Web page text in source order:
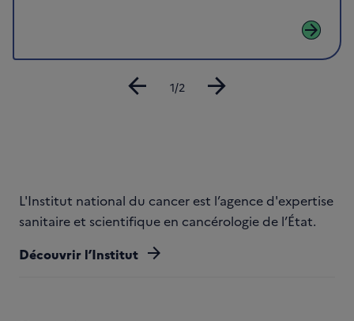
arrow_forward
arrow_back arrow_forward
Diapositive
1/2
L'Institut national du cancer est l’agence d'expertise
sanitaire et scientifique en cancérologie de l’État.
Découvrir l’Institut arrow_forward